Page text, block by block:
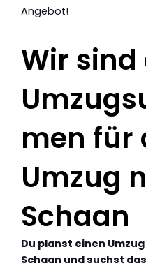
Angebot!
Wir sind
men für
Umzug
Schaan
Du planst einen
Schaan und suchst